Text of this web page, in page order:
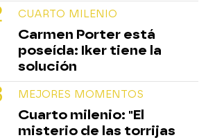
CUARTO MILENIO
Carmen Porter está
poseída: Iker tiene la
solución
MEJORES MOMENTOS
Cuarto milenio: "El
misterio de las torrijas